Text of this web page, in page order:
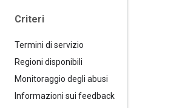
Criteri
Termini di servizio
Regioni disponibili
Monitoraggio degli abusi
Informazioni sui feedback